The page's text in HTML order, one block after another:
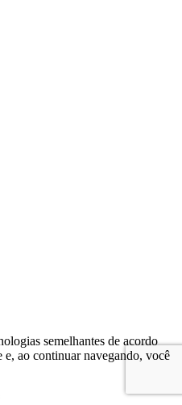
semelhantes de acordo
ao continuar navegando, você